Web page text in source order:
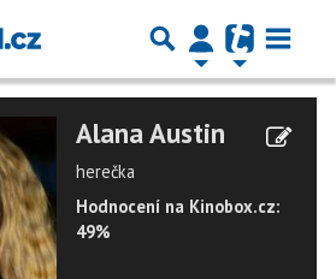
Alana Austin
herečka
Hodnocení na Kinobox.cz:
49%